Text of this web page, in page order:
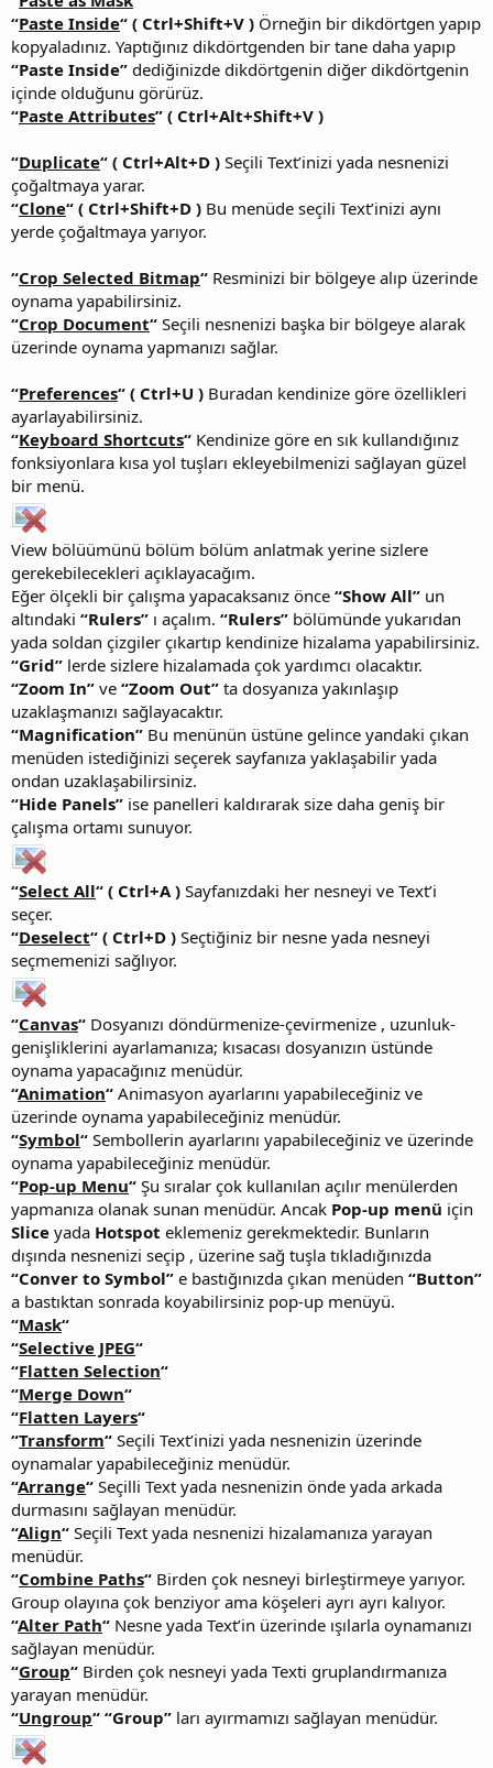
“Paste Inside“ ( Ctrl+Shift+V ) Örneğin bir dikdörtgen yapıp
kopyaladınız. Yaptığınız dikdörtgenden bir tane daha yapıp
“Paste Inside” dediğinizde dikdörtgenin diğer dikdörtgenin
içinde olduğunu görürüz.
“Paste Attributes” ( Ctrl+Alt+Shift+V )
“Duplicate“ ( Ctrl+Alt+D ) Seçili Text’inizi yada nesnenizi
çoğaltmaya yarar.
“Clone“ ( Ctrl+Shift+D ) Bu menüde seçili Text’inizi aynı
yerde çoğaltmaya yarıyor.
“Crop Selected Bitmap“ Resminizi bir bölgeye alıp üzerinde
oynama yapabilirsiniz.
“Crop Document“ Seçili nesnenizi başka bir bölgeye alarak
üzerinde oynama yapmanızı sağlar.
“Preferences“ ( Ctrl+U ) Buradan kendinize göre özellikleri
ayarlayabilirsiniz.
“Keyboard Shortcuts“ Kendinize göre en sık kullandığınız
fonksiyonlara kısa yol tuşları ekleyebilmenizi sağlayan güzel
bir menü.
View bölüümünü bölüm bölüm anlatmak yerine sizlere
gerekebilecekleri açıklayacağım.
Eğer ölçekli bir çalışma yapacaksanız önce “Show All” un
altındaki “Rulers” ı açalım. “Rulers” bölümünde yukarıdan
yada soldan çizgiler çıkartıp kendinize hizalama yapabilirsiniz.
“Grid” lerde sizlere hizalamada çok yardımcı olacaktır.
“Zoom In” ve “Zoom Out” ta dosyanıza yakınlaşıp
uzaklaşmanızı sağlayacaktır.
“Magnification” Bu menünün üstüne gelince yandaki çıkan
menüden istediğinizi seçerek sayfanıza yaklaşabilir yada
ondan uzaklaşabilirsiniz.
“Hide Panels” ise panelleri kaldırarak size daha geniş bir
çalışma ortamı sunuyor.
“Select All“ ( Ctrl+A ) Sayfanızdaki her nesneyi ve Text’i
seçer.
“Deselect“ ( Ctrl+D ) Seçtiğiniz bir nesne yada nesneyi
seçmemenizi sağlıyor.
“Canvas“ Dosyanızı döndürmenize-çevirmenize , uzunluk-
genişliklerini ayarlamanıza; kısacası dosyanızın üstünde
oynama yapacağınız menüdür.
“Animation“ Animasyon ayarlarını yapabileceğiniz ve
üzerinde oynama yapabileceğiniz menüdür.
“Symbol“ Sembollerin ayarlarını yapabileceğiniz ve üzerinde
oynama yapabileceğiniz menüdür.
“Pop-up Menu“ Şu sıralar çok kullanılan açılır menülerden
yapmanıza olanak sunan menüdür. Ancak Pop-up menü için
Slice yada Hotspot eklemeniz gerekmektedir. Bunların
dışında nesnenizi seçip , üzerine sağ tuşla tıkladığınızda
“Conver to Symbol” e bastığınızda çıkan menüden “Button”
a bastıktan sonrada koyabilirsiniz pop-up menüyü.
“Mask“
“Selective JPEG“
“Flatten Selection“
“Merge Down“
“Flatten Layers“
“Transform“ Seçili Text’inizi yada nesnenizin üzerinde
oynamalar yapabileceğiniz menüdür.
“Arrange“ Seçilli Text yada nesnenizin önde yada arkada
durmasını sağlayan menüdür.
“Align“ Seçili Text yada nesnenizi hizalamanıza yarayan
menüdür.
“Combine Paths“ Birden çok nesneyi birleştirmeye yarıyor.
Group olayına çok benziyor ama köşeleri ayrı ayrı kalıyor.
“Alter Path“ Nesne yada Text’in üzerinde ışılarla oynamanızı
sağlayan menüdür.
“Group“ Birden çok nesneyi yada Texti gruplandırmanıza
yarayan menüdür.
“Ungroup“ “Group” ları ayırmamızı sağlayan menüdür.